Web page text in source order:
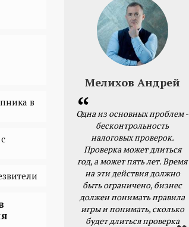
в
Мелихов Андрей
Одна из основных проблем -
бесконтрольность
налоговых проверок.
Проверка может длиться
год, а может пять лет. Время
на эти действия должно
быть ограничено, бизнес
должен понимать правила
игры и понимать, сколько
будет длиться проверка